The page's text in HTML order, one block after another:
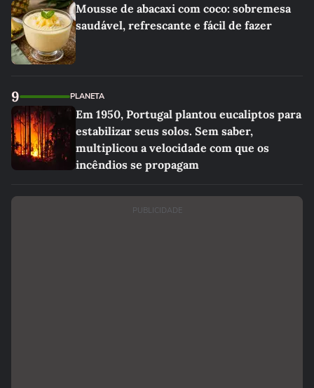
Mousse de abacaxi com coco: sobremesa
saudável, refrescante e fácil de fazer
9 PLANETA
Em 1950, Portugal plantou eucaliptos para
estabilizar seus solos. Sem saber,
multiplicou a velocidade com que os
incêndios se propagam
PUBLICIDADE